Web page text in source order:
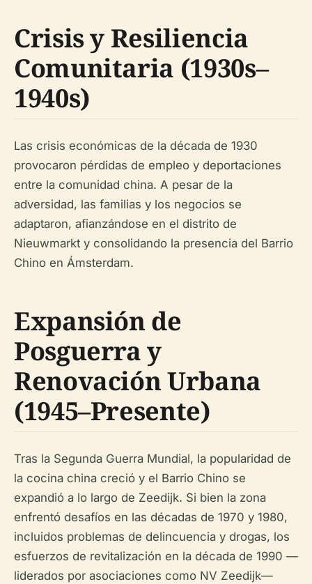
Crisis y Resiliencia
Comunitaria (1930s–
1940s)
Las crisis económicas de la década de 1930
provocaron pérdidas de empleo y deportaciones
entre la comunidad china. A pesar de la
adversidad, las familias y los negocios se
adaptaron, afianzándose en el distrito de
Nieuwmarkt y consolidando la presencia del Barrio
Chino en Ámsterdam.
Expansión de
Posguerra y
Renovación Urbana
(1945–Presente)
Tras la Segunda Guerra Mundial, la popularidad de
la cocina china creció y el Barrio Chino se
expandió a lo largo de Zeedijk. Si bien la zona
enfrentó desafíos en las décadas de 1970 y 1980,
incluidos problemas de delincuencia y drogas, los
esfuerzos de revitalización en la década de 1990 —
liderados por asociaciones como NV Zeedijk—